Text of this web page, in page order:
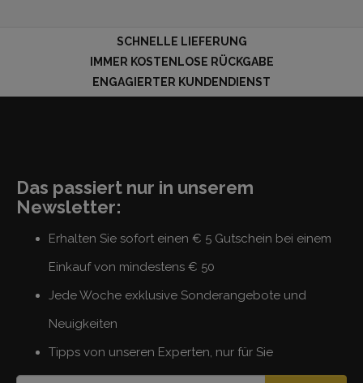
SCHNELLE LIEFERUNG
IMMER KOSTENLOSE RÜCKGABE
ENGAGIERTER KUNDENDIENST
Das passiert nur in unserem
Newsletter:
Erhalten Sie sofort einen € 5 Gutschein bei einem
Einkauf von mindestens € 50
Jede Woche exklusive Sonderangebote und
Neuigkeiten
Tipps von unseren Experten, nur für Sie